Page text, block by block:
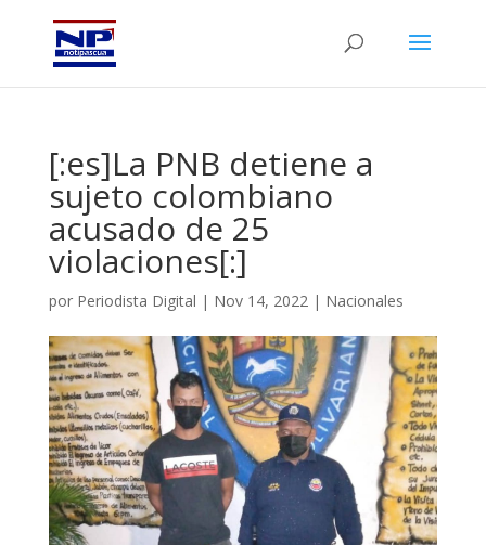
[:es]La PNB detiene a
sujeto colombiano
acusado de 25
violaciones[:]
por Periodista Digital | Nov 14, 2022| Nacionales